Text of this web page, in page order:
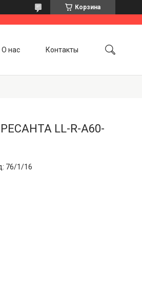
Корзина
О нас Контакты
LL-R-A60-
76/1/16